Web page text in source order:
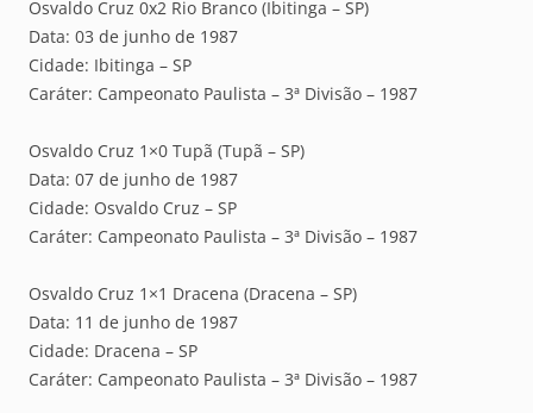
Osvaldo Cruz 0x2 Rio Branco (Ibitinga – SP)
Data: 03 de junho de 1987
Cidade: Ibitinga – SP
Caráter: Campeonato Paulista – 3ª Divisão – 1987
Osvaldo Cruz 1×0 Tupã (Tupã – SP)
Data: 07 de junho de 1987
Cidade: Osvaldo Cruz – SP
Caráter: Campeonato Paulista – 3ª Divisão – 1987
Osvaldo Cruz 1×1 Dracena (Dracena – SP)
Data: 11 de junho de 1987
Cidade: Dracena – SP
Caráter: Campeonato Paulista – 3ª Divisão – 1987